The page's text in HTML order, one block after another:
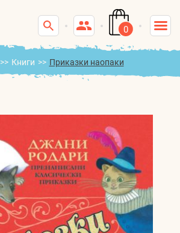
0
>> Книги >> Приказки наопаки